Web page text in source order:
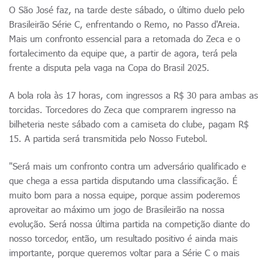
O São José faz, na tarde deste sábado, o último duelo pelo
Brasileirão Série C, enfrentando o Remo, no Passo d'Areia.
Mais um confronto essencial para a retomada do Zeca e o
fortalecimento da equipe que, a partir de agora, terá pela
frente a disputa pela vaga na Copa do Brasil 2025.
A bola rola às 17 horas, com ingressos a R$ 30 para ambas as
torcidas. Torcedores do Zeca que comprarem ingresso na
bilheteria neste sábado com a camiseta do clube, pagam R$
15. A partida será transmitida pelo Nosso Futebol.
"Será mais um confronto contra um adversário qualificado e
que chega a essa partida disputando uma classificação. É
muito bom para a nossa equipe, porque assim poderemos
aproveitar ao máximo um jogo de Brasileirão na nossa
evolução. Será nossa última partida na competição diante do
nosso torcedor, então, um resultado positivo é ainda mais
importante, porque queremos voltar para a Série C o mais